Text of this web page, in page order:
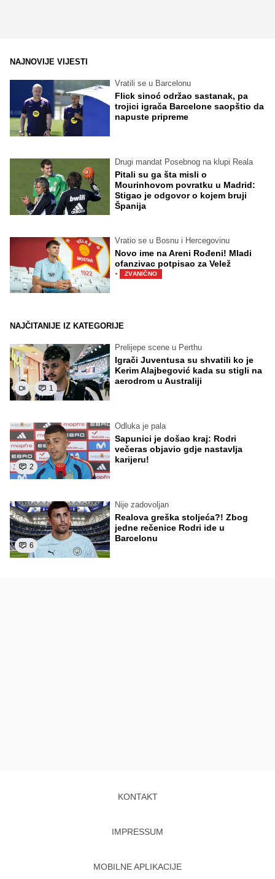
NAJNOVIJE VIJESTI
Vratili se u Barcelonu
Flick sinoć održao sastanak, pa
trojici igrača Barcelone saopštio da
napuste pripreme
Drugi mandat Posebnog na klupi Reala
Pitali su ga šta misli o
Mourinhovom povratku u Madrid:
Stigao je odgovor o kojem bruji
Španija
Vratio se u Bosnu i Hercegovinu
Novo ime na Areni Rođeni! Mladi
ofanzivac potpisao za Velež
· ZVANIČNO
NAJČITANIJE IZ KATEGORIJE
1
Prelijepe scene u Perthu
Igrači Juventusa su shvatili ko je
Kerim Alajbegović kada su stigli na
aerodrom u Australiji
2
Odluka je pala
Sapunici je došao kraj: Rodri
večeras objavio gdje nastavlja
karijeru!
6
Nije zadovoljan
Realova greška stoljeća?! Zbog
jedne rečenice Rodri ide u
Barcelonu
KONTAKT
IMPRESSUM
MOBILNE APLIKACIJE